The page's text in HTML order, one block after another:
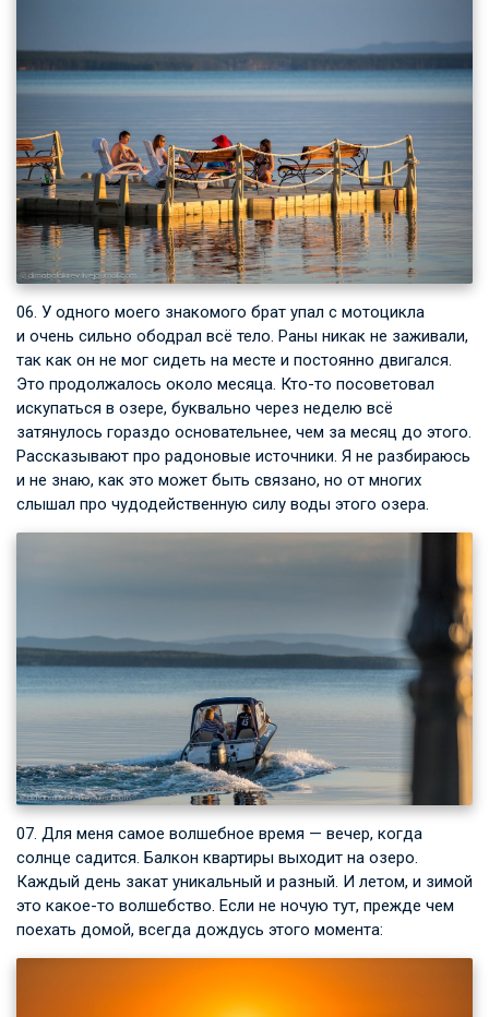
06. У одного моего знакомого брат упал с мотоцикла
и очень сильно ободрал всё тело. Раны никак не заживали,
так как он не мог сидеть на месте и постоянно двигался.
Это продолжалось около месяца. Кто-то посоветовал
искупаться в озере, буквально через неделю всё
затянулось гораздо основательнее, чем за месяц до этого.
Рассказывают про радоновые источники. Я не разбираюсь
и не знаю, как это может быть связано, но от многих
слышал про чудодейственную силу воды этого озера.
07. Для меня самое волшебное время — вечер, когда
солнце садится. Балкон квартиры выходит на озеро.
Каждый день закат уникальный и разный. И летом, и зимой
это какое-то волшебство. Если не ночую тут, прежде чем
поехать домой, всегда дождусь этого момента: